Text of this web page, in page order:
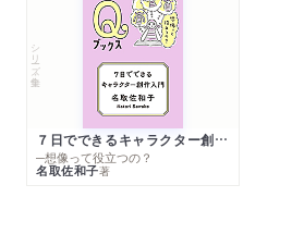
シリーズ・全集
７日でできるキャラクター創作入門
─想像って役立つの？
名取佐和子著